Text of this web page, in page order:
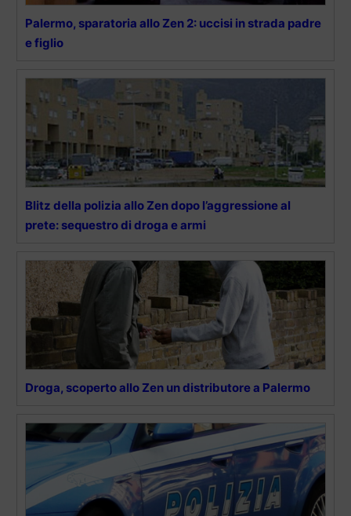
Palermo, sparatoria allo Zen 2: uccisi in strada padre
e figlio
Blitz della polizia allo Zen dopo l’aggressione al
prete: sequestro di droga e armi
Droga, scoperto allo Zen un distributore a Palermo